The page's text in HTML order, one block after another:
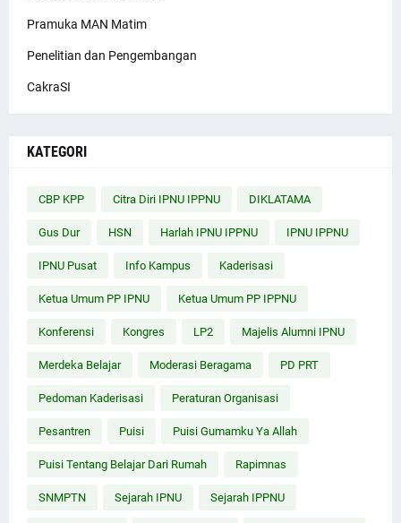
Pramuka MAN Matim
Penelitian dan Pengembangan
CakraSI
KATEGORI
CBP KPP Citra Diri IPNU IPPNU DIKLATAMA
Gus Dur HSN Harlah IPNU IPPNU IPNU IPPNU
IPNU Pusat Info Kampus Kaderisasi
Ketua Umum PP IPNU Ketua Umum PP IPPNU
Konferensi Kongres LP2 Majelis Alumni IPNU
Merdeka Belajar Moderasi Beragama PD PRT
Pedoman Kaderisasi Peraturan Organisasi
Pesantren Puisi Puisi Gumamku Ya Allah
Puisi Tentang Belajar Dari Rumah Rapimnas
SNMPTN Sejarah IPNU Sejarah IPPNU